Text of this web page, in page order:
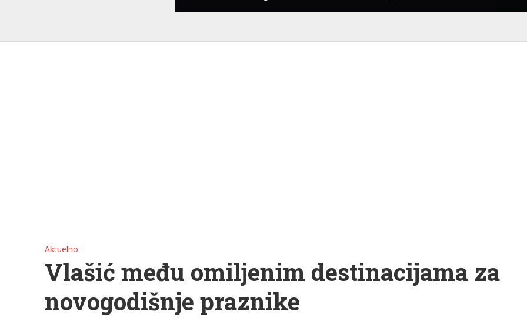
Aktuelno
Vlašić među omiljenim destinacijama za
novogodišnje praznike